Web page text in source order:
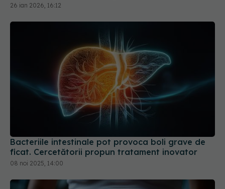
26 ian 2026, 16:12
Bacteriile intestinale pot provoca boli grave de
ficat. Cercetătorii propun tratament inovator
08 noi 2025, 14:00